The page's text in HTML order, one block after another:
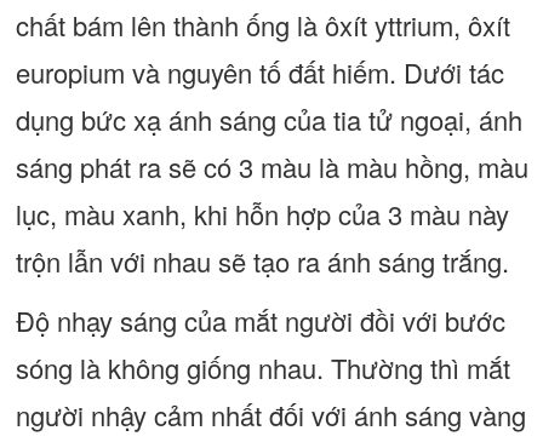
chất bám lên thành ống là ôxít yttrium, ôxít
europium và nguyên tố đất hiếm. Dưới tác
dụng bức xạ ánh sáng của tia tử ngoại, ánh
sáng phát ra sẽ có 3 màu là màu hồng, màu
lục, màu xanh, khi hỗn hợp của 3 màu này
trộn lẫn với nhau sẽ tạo ra ánh sáng trắng.
Độ nhạy sáng của mắt người đồi với bước
sóng là không giống nhau. Thường thì mắt
người nhậy cảm nhất đối với ánh sáng vàng